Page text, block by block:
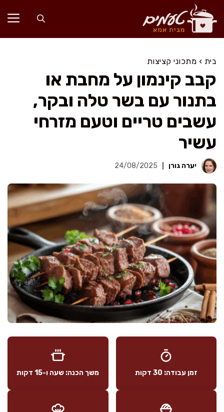
לדלג
לתוכן
בית › מתכוני קציצות
קבב קינמון על מחבת או
בתנור עם בשר טלה ובקר,
עשבים טריים וטעם מזרחי
עשיר
יערה גורן 24/08/2025
זמן עבודה: 30 דקות משך הכנה: שעה ו-15 דקות